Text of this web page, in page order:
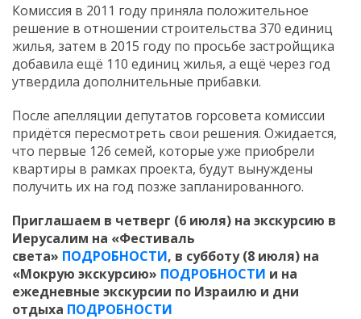
Комиссия в 2011 году приняла положительное
решение в отношении строительства 370 единиц
жилья, затем в 2015 году по просьбе застройщика
добавила ещё 110 единиц жилья, а ещё через год
утвердила дополнительные прибавки.
После апелляции депутатов горсовета комиссии
придётся пересмотреть свои решения. Ожидается,
что первые 126 семей, которые уже приобрели
квартиры в рамках проекта, будут вынуждены
получить их на год позже запланированного.
Приглашаем в четверг (6 июля) на экскурсию в
Иерусалим на «Фестиваль
света» ПОДРОБНОСТИ, в субботу (8 июля) на
«Мокрую экскурсию» ПОДРОБНОСТИ и на
ежедневные экскурсии по Израилю и дни
отдыха ПОДРОБНОСТИ